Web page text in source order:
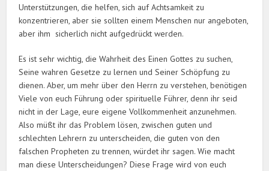
Unterstützungen, die helfen, sich auf Achtsamkeit zu
konzentrieren, aber sie sollten einem Menschen nur angeboten,
aber ihm sicherlich nicht aufgedrückt werden.
Es ist sehr wichtig, die Wahrheit des Einen Gottes zu suchen,
Seine wahren Gesetze zu lernen und Seiner Schöpfung zu
dienen. Aber, um mehr über den Herrn zu verstehen, benötigen
Viele von euch Führung oder spirituelle Führer, denn ihr seid
nicht in der Lage, eure eigene Vollkommenheit anzunehmen.
Also müßt ihr das Problem lösen, zwischen guten und
schlechten Lehrern zu unterscheiden, die guten von den
falschen Propheten zu trennen, würdet ihr sagen. Wie macht
man diese Unterscheidungen? Diese Frage wird von euch